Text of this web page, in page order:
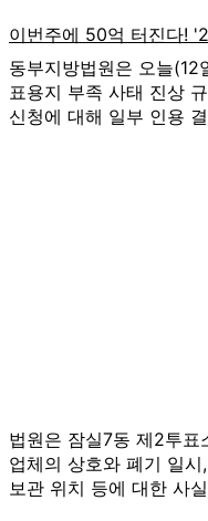
동부지방법원은 오늘
표용지 부족 사태 진상
신청에 대해 일부 인용
법원은 잠실7동 제2투
업체의 상호와 폐기 일
보관 위치 등에 대한 사